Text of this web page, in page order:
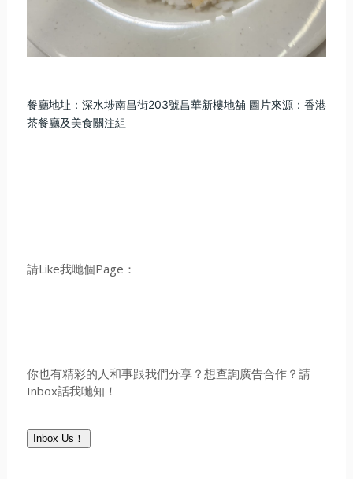
餐廳地址：深水埗南昌街203號昌華新樓地舖 圖片來源： 香港
茶餐廳及美食關注組
請Like我哋個Page：
你也有精彩的人和事跟我們分享？想查詢廣告合作？請
Inbox話我哋知！
Inbox Us！